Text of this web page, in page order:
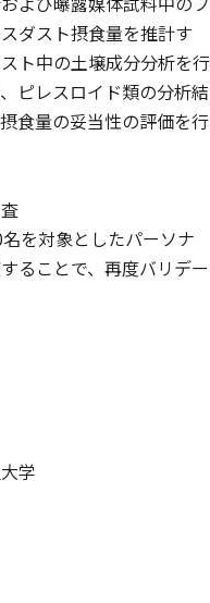
ダスト摂食量を推計す
ト中の土壌成分分析を行
ピレスロイド類の分析結
食量の妥当性の評価を行
を対象としたパーソナ
ることで、再度バリデー
学